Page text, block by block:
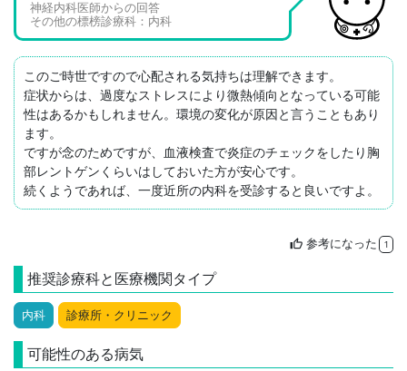
神経内科医師からの回答
その他の標榜診療科：内科
このご時世ですので心配される気持ちは理解できます。
症状からは、過度なストレスにより微熱傾向となっている可能
性はあるかもしれません。環境の変化が原因と言うこともあり
ます。
ですが念のためですが、血液検査で炎症のチェックをしたり胸
部レントゲンくらいはしておいた方が安心です。
続くようであれば、一度近所の内科を受診すると良いですよ。
thumb_up 参考になった 1
推奨診療科と医療機関タイプ
内科 診療所・クリニック
可能性のある病気